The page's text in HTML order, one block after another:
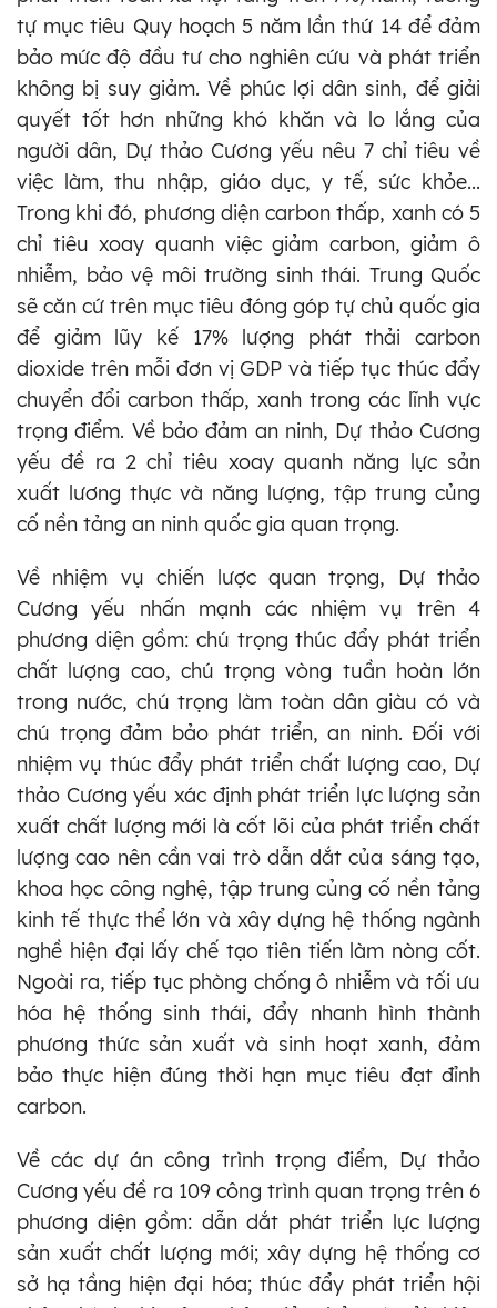
tự mục tiêu Quy hoạch 5 năm lần thứ 14 để đảm
bảo mức độ đầu tư cho nghiên cứu và phát triển
không bị suy giảm. Về phúc lợi dân sinh, để giải
quyết tốt hơn những khó khăn và lo lắng của
người dân, Dự thảo Cương yếu nêu 7 chỉ tiêu về
việc làm, thu nhập, giáo dục, y tế, sức khỏe...
Trong khi đó, phương diện carbon thấp, xanh có 5
chỉ tiêu xoay quanh việc giảm carbon, giảm ô
nhiễm, bảo vệ môi trường sinh thái. Trung Quốc
sẽ căn cứ trên mục tiêu đóng góp tự chủ quốc gia
để giảm lũy kế 17% lượng phát thải carbon
dioxide trên mỗi đơn vị GDP và tiếp tục thúc đẩy
chuyển đổi carbon thấp, xanh trong các lĩnh vực
trọng điểm. Về bảo đảm an ninh, Dự thảo Cương
yếu đề ra 2 chỉ tiêu xoay quanh năng lực sản
xuất lương thực và năng lượng, tập trung củng
cố nền tảng an ninh quốc gia quan trọng.
Về nhiệm vụ chiến lược quan trọng, Dự thảo
Cương yếu nhấn mạnh các nhiệm vụ trên 4
phương diện gồm: chú trọng thúc đẩy phát triển
chất lượng cao, chú trọng vòng tuần hoàn lớn
trong nước, chú trọng làm toàn dân giàu có và
chú trọng đảm bảo phát triển, an ninh. Đối với
nhiệm vụ thúc đẩy phát triển chất lượng cao, Dự
thảo Cương yếu xác định phát triển lực lượng sản
xuất chất lượng mới là cốt lõi của phát triển chất
lượng cao nên cần vai trò dẫn dắt của sáng tạo,
khoa học công nghệ, tập trung củng cố nền tảng
kinh tế thực thể lớn và xây dựng hệ thống ngành
nghề hiện đại lấy chế tạo tiên tiến làm nòng cốt.
Ngoài ra, tiếp tục phòng chống ô nhiễm và tối ưu
hóa hệ thống sinh thái, đẩy nhanh hình thành
phương thức sản xuất và sinh hoạt xanh, đảm
bảo thực hiện đúng thời hạn mục tiêu đạt đỉnh
carbon.
Về các dự án công trình trọng điểm, Dự thảo
Cương yếu đề ra 109 công trình quan trọng trên 6
phương diện gồm: dẫn dắt phát triển lực lượng
sản xuất chất lượng mới; xây dựng hệ thống cơ
sở hạ tầng hiện đại hóa; thúc đẩy phát triển hội